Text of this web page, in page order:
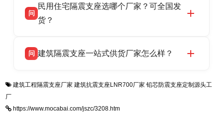
货，厂家电话：13323182312，地址迎宾大街 9
号北方工业基地。
高新区北方工业基地迎宾大街 9 号，是专业隔震
支座源头工厂，生产 LRB 铅芯、LNR 天然、
问
民用住宅隔震支座选哪个厂家？可全国发
货？
适用于民用住宅隔震工程，实体工厂现货充足，
震支座，电话：13323182312，地址：衡水高新
问 建筑隔震支座一站式供货厂家怎么样？
一站式供货厂家，拥有多年行业生产经验，国标
质、检测报告完备，提供选型、深化、供货、安
建筑工程隔震支座厂家 建筑抗震支座LNR700厂家 铅芯防震支座定制源头工
厂
https://www.mocabai.com/jszc/3208.htm